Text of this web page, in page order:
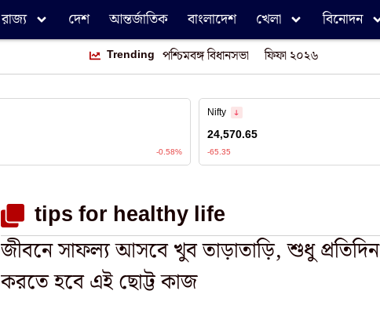
রাজ্য দেশ আন্তর্জাতিক বাংলাদেশ খেলা বিনোদন
Trending পশ্চিমবঙ্গ বিধানসভা ফিফা ২০২৬
tips for healthy life
জীবনে সাফল্য আসবে খুব তাড়াতাড়ি, শুধু প্রতিদিন
করতে হবে এই ছোট্ট কাজ